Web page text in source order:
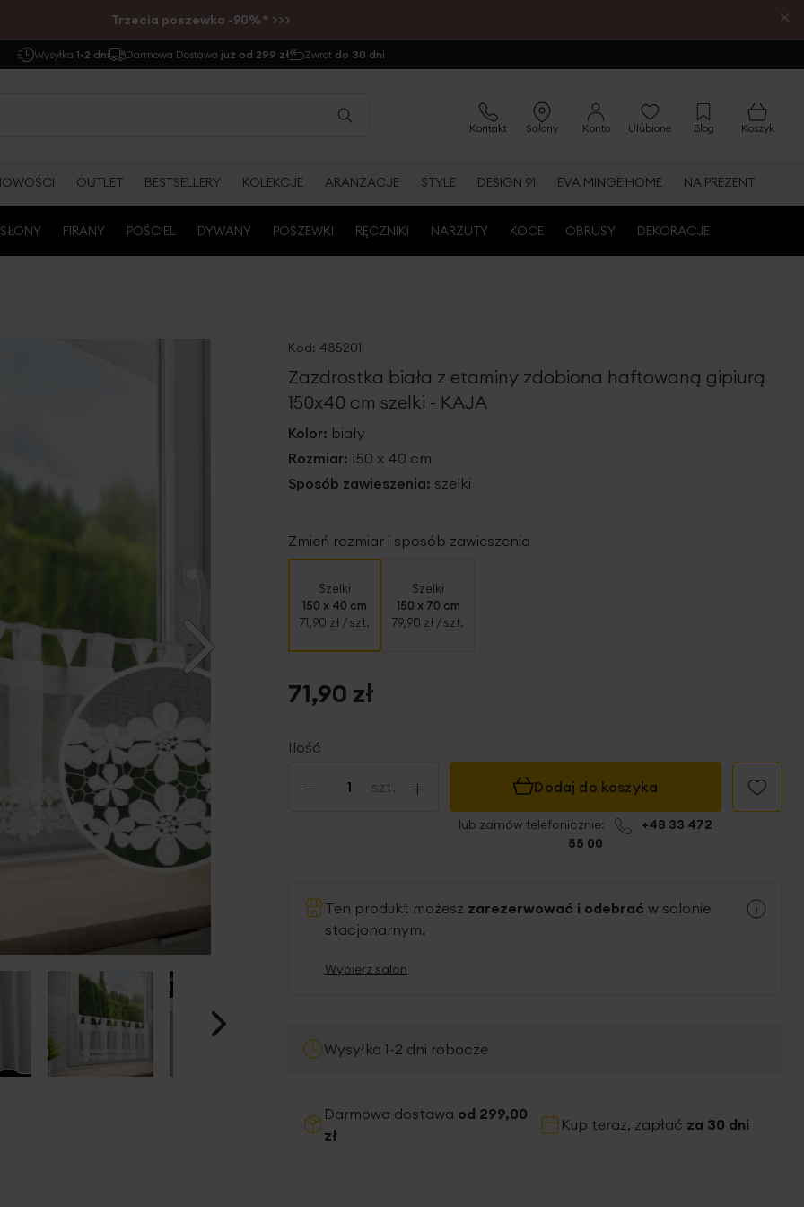
Trzecia poszewka -90%* >>> ×
Wysyłka 1-2 dni Darmowa Dostawa już od 299 zł Zwrot do 30 dni
Kontakt Salony Konto Ulubione Blog Koszyk
OUTLET BESTSELLERY KOLEKCJE ARANŻACJE STYLE DESIGN 91 EVA MINGE HOME NA PREZENT
FIRANY POŚCIEL DYWANY POSZEWKI RĘCZNIKI NARZUTY KOCE OBRUSY DEKORACJE
Kod: 485201
Zazdrostka biała z etaminy zdobiona haftowaną gipiurą
150x40 cm szelki - KAJA
Kolor: biały
Rozmiar: 150 x 40 cm
Sposób zawieszenia: szelki
Zmień rozmiar i sposób zawieszenia
Szelki
150 x 40 cm
71,90 zł / szt.
Szelki
150 x 70 cm
79,90 zł / szt.
Ilość
- szt. +
71,90 zł
Dodaj do koszyka
lub zamów telefonicznie:
+48 33 472
55 00
Ten produkt możesz zarezerwować i odebrać w salonie
stacjonarnym.
Wybierz salon
Wysyłka 1-2 dni robocze
Darmowa dostawa od 299,00
zł
Kup teraz, zapłać za 30 dni